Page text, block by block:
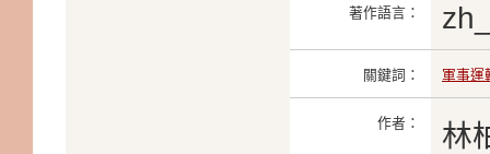
著作語言：
關鍵詞： 軍事運
作者： 林